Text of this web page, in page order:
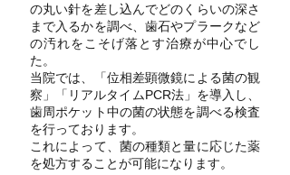
の丸い針を差し込んでどのくらいの深さ
まで入るかを調べ、歯石やプラークなど
の汚れをこそげ落とす治療が中心でし
た。
当院では、「位相差顕微鏡による菌の観
察」「リアルタイムPCR法」を導入し、
歯周ポケット中の菌の状態を調べる検査
を行っております。
これによって、菌の種類と量に応じた薬
を処方することが可能になります。